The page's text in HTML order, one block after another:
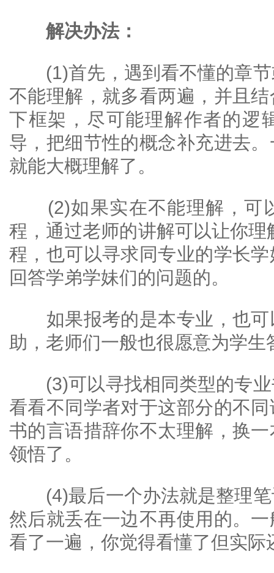
解决办法：
(1)首先，遇到看不懂的章节
不能理解，就多看两遍，并且
下框架，尽可能理解作者的逻
导，把细节性的概念补充进去
就能大概理解了。
(2)如果实在不能理解，可
程，通过老师的讲解可以让你
程，也可以寻求同专业的学长
回答学弟学妹们的问题的。
如果报考的是本专业，也可
助，老师们一般也很愿意为学生
(3)可以寻找相同类型的专业
看看不同学者对于这部分的不
书的言语措辞你不太理解，换
领悟了。
(4)最后一个办法就是整理笔
然后就丢在一边不再使用的。
看了一遍，你觉得看懂了但实际